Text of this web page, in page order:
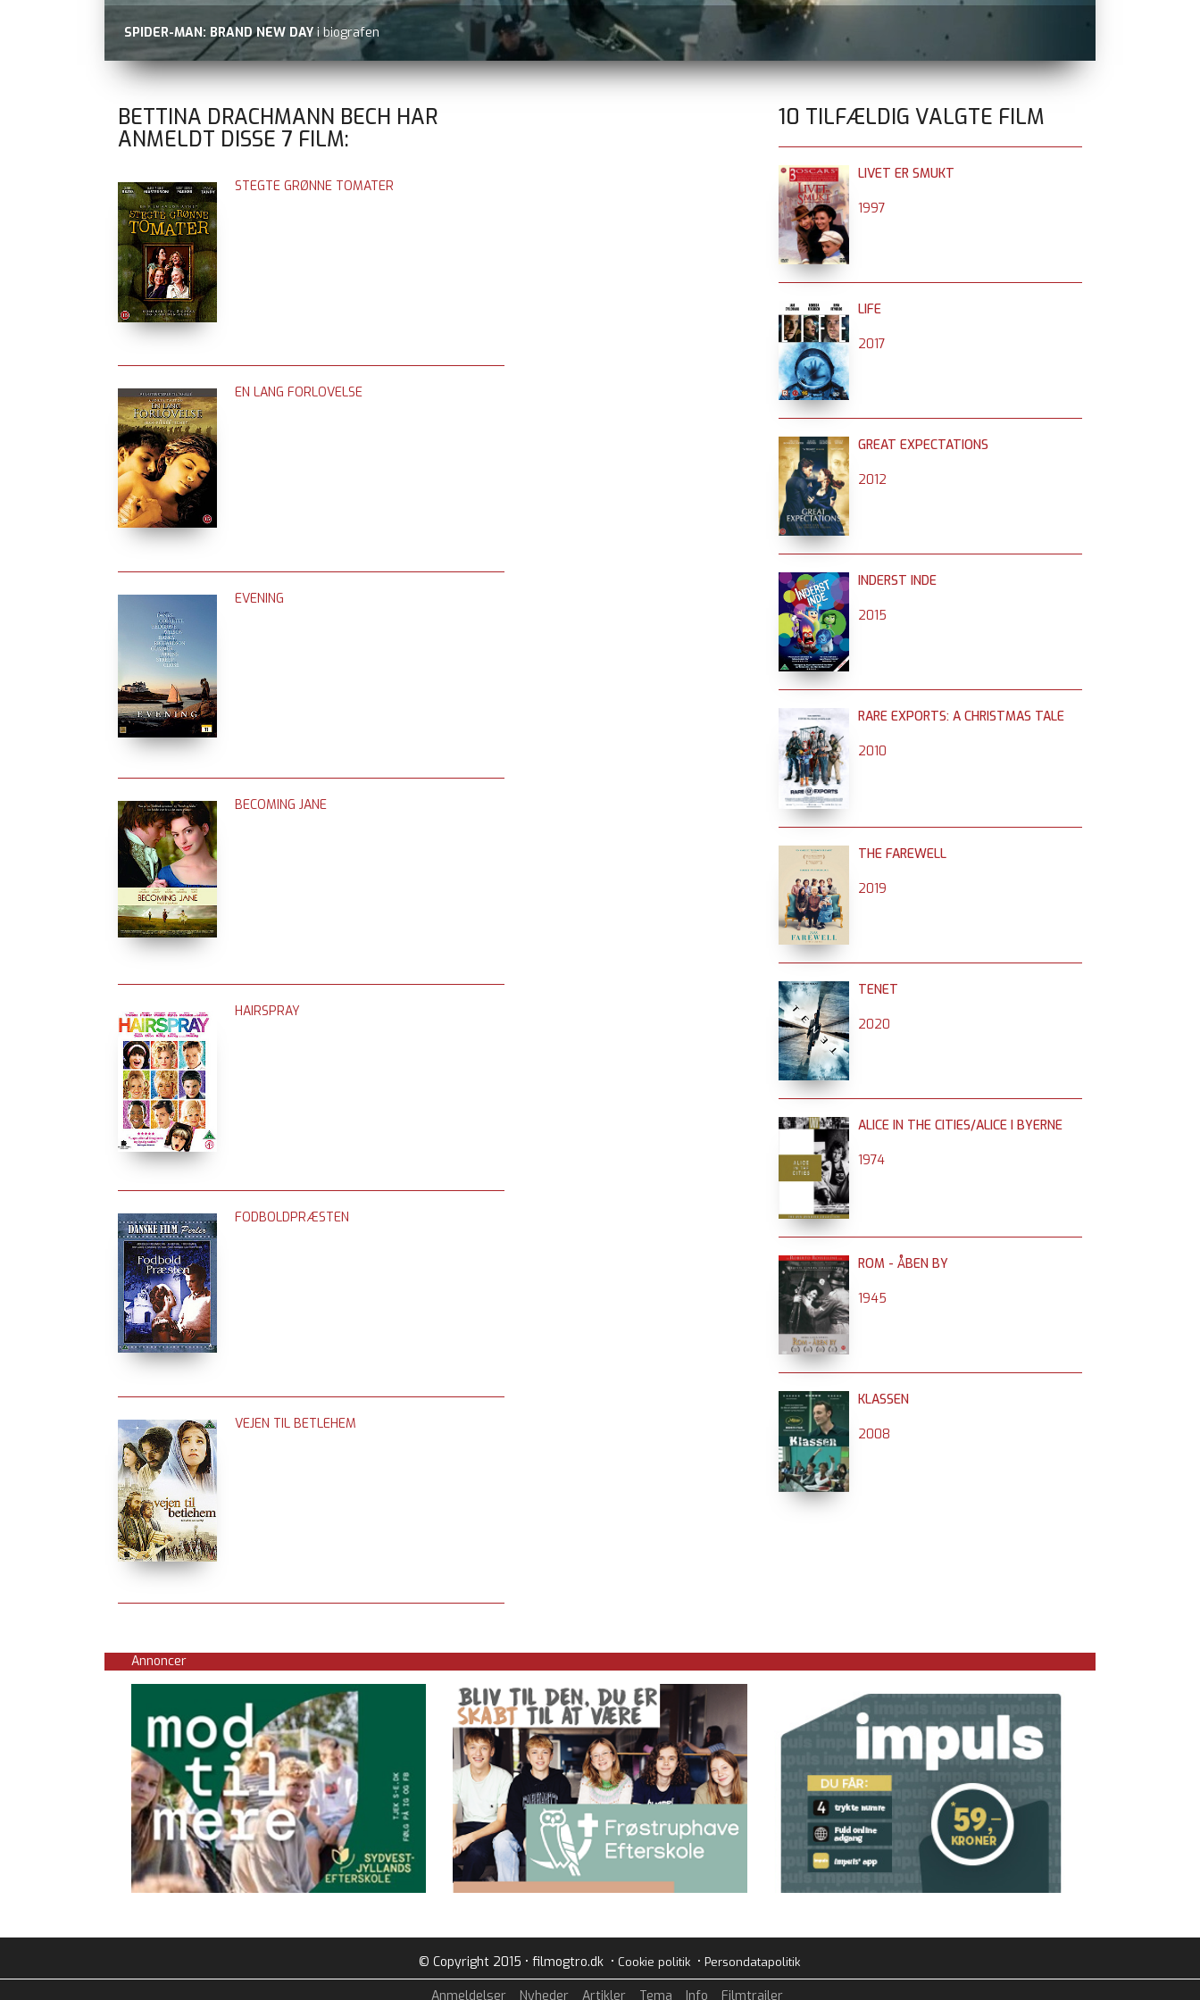
SPIDER-MAN: BRAND NEW DAY i biografen
BETTINA DRACHMANN BECH HAR
ANMELDT DISSE 7 FILM:
STEGTE GRØNNE TOMATER
EN LANG FORLOVELSE
EVENING
BECOMING JANE
HAIRSPRAY
FODBOLDPRÆSTEN
VEJEN TIL BETLEHEM
10 TILFÆLDIG VALGTE FILM
LIVET ER SMUKT
1997
LIFE
2017
GREAT EXPECTATIONS
2012
INDERST INDE
2015
RARE EXPORTS: A CHRISTMAS TALE
2010
THE FAREWELL
2019
TENET
2020
ALICE IN THE CITIES/ALICE I BYERNE
1974
ROM - ÅBEN BY
1945
KLASSEN
2008
Annoncer
© Copyright 2015 • filmogtro.dk • Cookie politik• Persondatapolitik
Anmeldelser Nyheder Artikler Tema Info Filmtrailer